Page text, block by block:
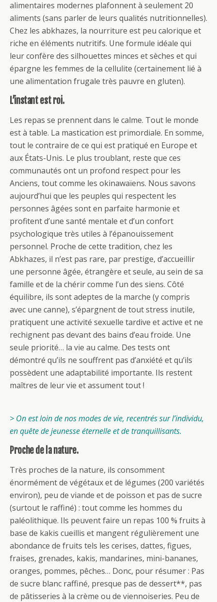
alimentaires modernes plafonnent à seulement 20
aliments (sans parler de leurs qualités nutritionnelles).
Chez les abkhazes, la nourriture est peu calorique et
riche en éléments nutritifs. Une formule idéale qui
leur confère des silhouettes minces et sèches et qui
épargne les femmes de la cellulite (certainement lié à
une alimentation frugale très pauvre en gluten).
L’instant est roi.
Les repas se prennent dans le calme. Tout le monde
est à table. La mastication est primordiale. En somme,
tout le contraire de ce qui est pratiqué en Europe et
aux États-Unis. Le plus troublant, reste que ces
communautés ont un profond respect pour les
Anciens, tout comme les okinawaïens. Nous savons
aujourd’hui que les peuples qui respectent les
personnes âgées sont en parfaite harmonie et
profitent d’une santé mentale et d’un confort
psychologique très utiles à l’épanouissement
personnel. Proche de cette tradition, chez les
Abkhazes, il n’est pas rare, par prestige, d’accueillir
une personne âgée, étrangère et seule, au sein de sa
famille et de la chérir comme l’un des siens. Côté
équilibre, ils sont adeptes de la marche (y compris
avec une canne), s’épargnent de tout stress inutile,
pratiquent une activité sexuelle tardive et active et ne
rechignent pas devant des bains d’eau froide. Une
seule priorité… la vie au calme. Des tests ont
démontré qu’ils ne souffrent pas d’anxiété et qu’ils
possèdent une adaptabilité importante. Ils restent
maîtres de leur vie et assument tout !
> On est loin de nos modes de vie, recentrés sur l’individu,
en quête de jeunesse éternelle et de tranquillisants.
Proche de la nature.
Très proches de la nature, ils consomment
énormément de végétaux et de légumes (200 variétés
environ), peu de viande et de poisson et pas de sucre
(surtout le raffiné) : tout comme les hommes du
paléolithique. Ils peuvent faire un repas 100 % fruits à
base de kakis cueillis et mangent régulièrement une
abondance de fruits tels les cerises, dattes, figues,
fraises, grenades, kakis, mandarines, mini-bananes,
oranges, pommes, pêches… Donc, pour résumer : Pas
de sucre blanc raffiné, presque pas de dessert**, pas
de pâtisseries à la crème ou de viennoiseries. Peu de